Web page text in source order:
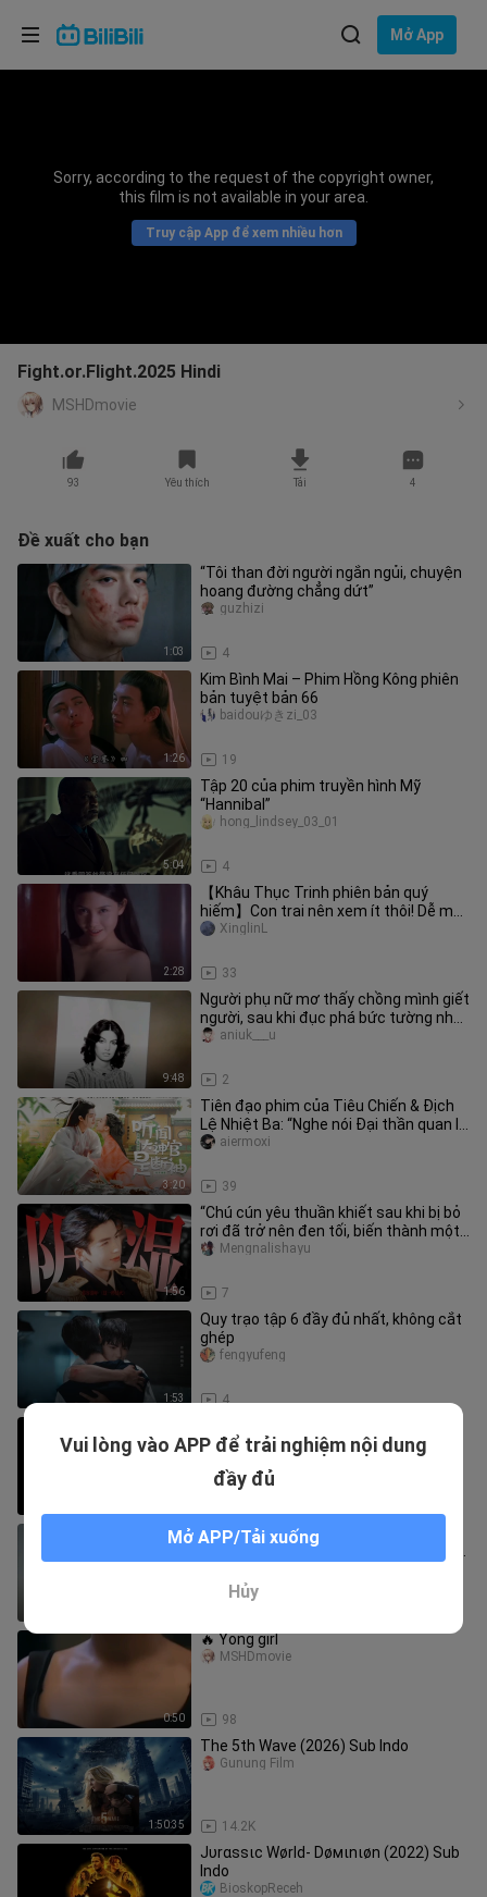
Mở App
Sorry, according to the request of the copyright owner,
this film is not available in your area.
Truy cập App để xem nhiều hơn
Fight.or.Flight.2025 Hindi
MSHDmovie
93 Yêu thích Tải 4
Đề xuất cho bạn
1:03
“Tôi than đời người ngắn ngủi, chuyện
hoang đường chẳng dứt”
4
guzhizi
1:26
Kim Bình Mai – Phim Hồng Kông phiên
bản tuyệt bản 66
19
baidouゆきzi_03
5:04
Tập 20 của phim truyền hình Mỹ
“Hannibal”
4
hong_lindsey_03_01
2:28
【Khâu Thục Trinh phiên bản quý
hiếm】Con trai nên xem ít thôi! Dễ mơ
mộng lắm
33
XinglinL
9:48
Người phụ nữ mơ thấy chồng mình giết
người, sau khi đục phá bức tường nhà
thì thực sự phát hiện một
2
aniuk___u
3:20
Tiên đạo phim của Tiêu Chiến & Địch
Lệ Nhiệt Ba: “Nghe nói Đại thần quan là
người đồng tính”
39
aiermoxi
1:56
“Chú cún yêu thuần khiết sau khi bị bỏ
rơi đã trở nên đen tối, biến thành một
kẻ cuồng chị dâu u ám…
7
Mengnalishayu
1:53
Quy trạo tập 6 đầy đủ nhất, không cắt
ghép
4
fengyufeng
trước khi mặt trời lặn nhất định phải về
Ucha Lamba Kad Forever Welcome to
the Jungle Akshay Kumar Disha Patani
0:50
🔥 Yong girl
98
MSHDmovie
1:50:35
The 5th Wave (2026) Sub Indo
14.2K
Gunung Film
Jυrαѕѕιϲ Wørld- Døмιnιøn (2022) Sub
Indo
BioskopReceh
Vui lòng vào APP để trải nghiệm nội dung
đầy đủ
Mở APP/Tải xuống
Hủy
Lựa chọn ngôn ngữ
Bahasa Indonesia